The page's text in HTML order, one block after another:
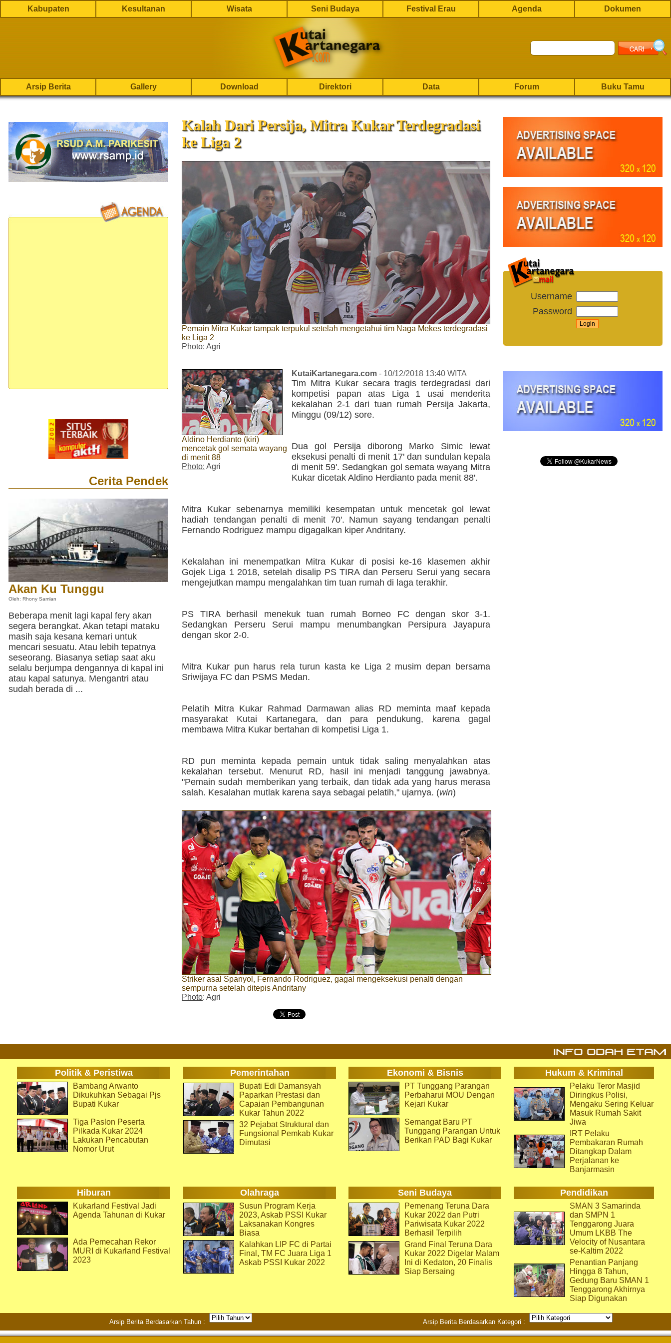
Kabupaten Kesultanan Wisata Seni Budaya Festival Erau Agenda Dokumen
Arsip Berita Gallery Download Direktori Data Forum Buku Tamu
Cerita Pendek
Akan Ku Tunggu
Oleh: Rhony Samlan
Beberapa menit lagi kapal fery akan
segera berangkat. Akan tetapi mataku
masih saja kesana kemari untuk
mencari sesuatu. Atau lebih tepatnya
seseorang. Biasanya setiap saat aku
selalu berjumpa dengannya di kapal ini
atau kapal satunya. Mengantri atau
sudah berada di ...
Kalah Dari Persija, Mitra Kukar Terdegradasi
ke Liga 2
Pemain Mitra Kukar tampak terpukul setelah mengetahui tim Naga Mekes terdegradasi
ke Liga 2
Photo: Agri
Aldino Herdianto (kiri)
mencetak gol semata wayang
di menit 88
Photo: Agri
KutaiKartanegara.com - 10/12/2018 13:40 WITA
Tim Mitra Kukar secara tragis terdegradasi dari
kompetisi papan atas Liga 1 usai menderita
kekalahan 2-1 dari tuan rumah Persija Jakarta,
Minggu (09/12) sore.
Dua gol Persija diborong Marko Simic lewat
eksekusi penalti di menit 17' dan sundulan kepala
di menit 59'. Sedangkan gol semata wayang Mitra
Kukar dicetak Aldino Herdianto pada menit 88'.
Mitra Kukar sebenarnya memiliki kesempatan untuk mencetak gol lewat
hadiah tendangan penalti di menit 70'. Namun sayang tendangan penalti
Fernando Rodriguez mampu digagalkan kiper Andritany.
Kekalahan ini menempatkan Mitra Kukar di posisi ke-16 klasemen akhir
Gojek Liga 1 2018, setelah disalip PS TIRA dan Perseru Serui yang secara
mengejutkan mampu mengalahkan tim tuan rumah di laga terakhir.
PS TIRA berhasil menekuk tuan rumah Borneo FC dengan skor 3-1.
Sedangkan Perseru Serui mampu menumbangkan Persipura Jayapura
dengan skor 2-0.
Mitra Kukar pun harus rela turun kasta ke Liga 2 musim depan bersama
Sriwijaya FC dan PSMS Medan.
Pelatih Mitra Kukar Rahmad Darmawan alias RD meminta maaf kepada
masyarakat Kutai Kartanegara, dan para pendukung, karena gagal
membawa Mitra Kukar bertahan di kompetisi Liga 1.
RD pun meminta kepada pemain untuk tidak saling menyalahkan atas
kekalahan tersebut. Menurut RD, hasil ini menjadi tanggung jawabnya.
"Pemain sudah memberikan yang terbaik, dan tidak ada yang harus merasa
salah. Kesalahan mutlak karena saya sebagai pelatih," ujarnya. (win)
Striker asal Spanyol, Fernando Rodriguez, gagal mengeksekusi penalti dengan
sempurna setelah ditepis Andritany
Photo: Agri
Username
Password
Politik & Peristiwa Pemerintahan Ekonomi & Bisnis Hukum & Kriminal
Bambang Arwanto
Dikukuhkan Sebagai Pjs
Bupati Kukar
Tiga Paslon Peserta
Pilkada Kukar 2024
Lakukan Pencabutan
Nomor Urut
Bupati Edi Damansyah
Paparkan Prestasi dan
Capaian Pembangunan
Kukar Tahun 2022
32 Pejabat Struktural dan
Fungsional Pemkab Kukar
Dimutasi
PT Tunggang Parangan
Perbaharui MOU Dengan
Kejari Kukar
Semangat Baru PT
Tunggang Parangan Untuk
Berikan PAD Bagi Kukar
Pelaku Teror Masjid
Diringkus Polisi,
Mengaku Sering Keluar
Masuk Rumah Sakit
Jiwa
IRT Pelaku
Pembakaran Rumah
Ditangkap Dalam
Perjalanan ke
Banjarmasin
Hiburan Olahraga Seni Budaya Pendidikan
Kukarland Festival Jadi
Agenda Tahunan di Kukar
Ada Pemecahan Rekor
MURI di Kukarland Festival
2023
Susun Program Kerja
2023, Askab PSSI Kukar
Laksanakan Kongres
Biasa
Kalahkan LIP FC di Partai
Final, TM FC Juara Liga 1
Askab PSSI Kukar 2022
Pemenang Teruna Dara
Kukar 2022 dan Putri
Pariwisata Kukar 2022
Berhasil Terpilih
Grand Final Teruna Dara
Kukar 2022 Digelar Malam
Ini di Kedaton, 20 Finalis
Siap Bersaing
SMAN 3 Samarinda
dan SMPN 1
Tenggarong Juara
Umum LKBB The
Velocity of Nusantara
se-Kaltim 2022
Penantian Panjang
Hingga 8 Tahun,
Gedung Baru SMAN 1
Tenggarong Akhirnya
Siap Digunakan
Arsip Berita Berdasarkan Tahun : Arsip Berita Berdasarkan Kategori :